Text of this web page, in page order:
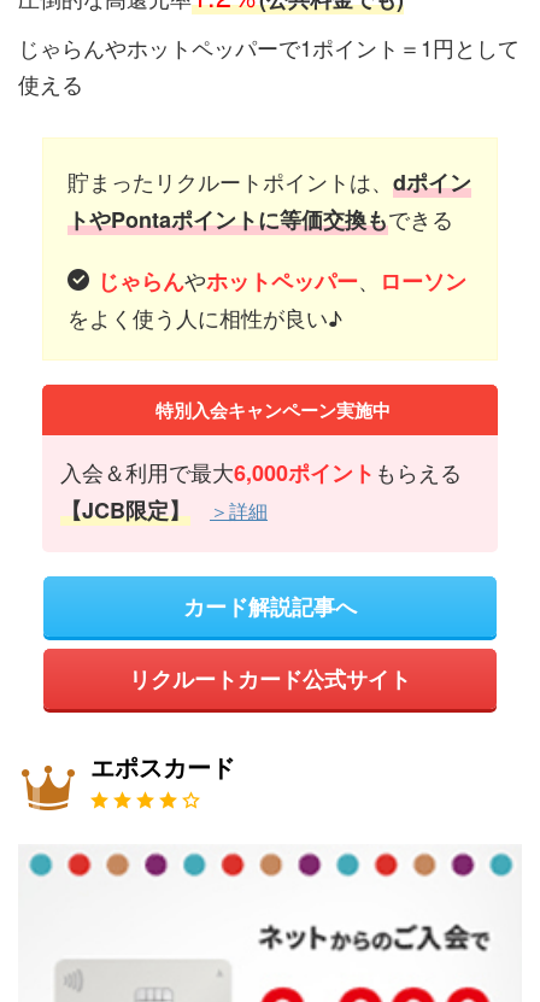
じゃらんやホットペッパーで1ポイント＝1円として
使える
貯まったリクルートポイントは、 dポイン
トやPontaポイントに等価交換もできる
じゃらんやホットペッパー、
ローソン
をよく使う人に相性が良い♪
特別入会キャンペーン実施中
入会＆利用で最大6,000ポイント もらえる
【JCB限定】
＞詳細
カード解説記事へ
リクルートカード公式サイト
エポスカード